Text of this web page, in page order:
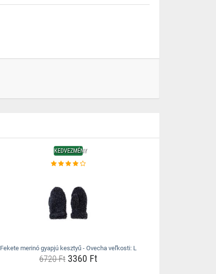
KEDVEZMÉNY
Fekete merinó gyapjú kesztyű - Ovecha veľkosti: L
6720 Ft 3360 Ft